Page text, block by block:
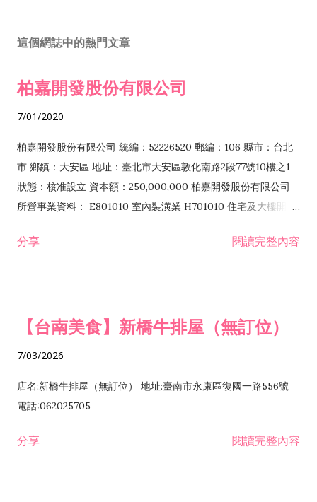
這個網誌中的熱門文章
柏嘉開發股份有限公司
7/01/2020
柏嘉開發股份有限公司 統編：52226520 郵編：106 縣市：台北
市 鄉鎮：大安區 地址：臺北市大安區敦化南路2段77號10樓之1
狀態：核准設立 資本額：250,000,000 柏嘉開發股份有限公司
所營事業資料： E801010 室內裝潢業 H701010 住宅及大樓開發
發業 H703090 不動產買賣業 H703100 不動產租賃業 I503010
分享 閱讀完整內容
【台南美食】新橋牛排屋（無訂位）
7/03/2026
店名:新橋牛排屋（無訂位） 地址:臺南市永康區復國一路556號
電話:062025705
分享 閱讀完整內容